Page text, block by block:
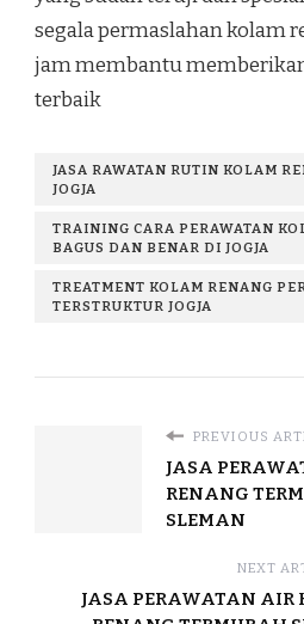
segala permaslahan kolam
jam membantu
terbaik
JASA RAWATAN RUTIN KOLAM
JOGJA
TRAINING CARA PERAWATAN
BAGUS DAN BENAR DI JOGJA
TREATMENT KOLAM RENANG
TERSTRUKTUR JOGJA
PREVIOUS
JASA
RENANG
SLEMAN
NEXT
JASA PERAWATAN AIR